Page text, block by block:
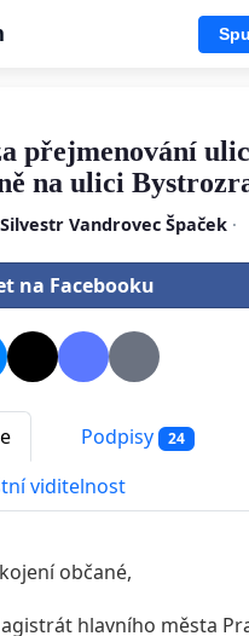
přejmenování
na ulici
Vandrovec Špaček·
na Facebooku
Podpisy 24
viditelnost
občané,
hlavního města